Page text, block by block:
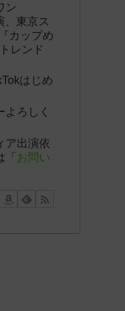
ン
、東京ス
カップめ
レンド
はじめ
ろしく
ア出演依
お問い